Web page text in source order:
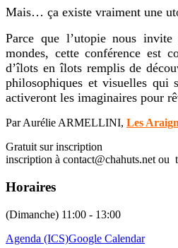
Mais… ça existe vraiment une
Parce que l’utopie nous invite
mondes, cette conférence est
d’îlots en îlots remplis de
philosophiques et visuelles qui
activeront les imaginaires pour
Par Aurélie ARMELLINI, Les
Gratuit sur inscription
inscription à contact@chahuts.net ou
Horaires
(Dimanche) 11:00 - 13:00
Agenda (ICS)Google Calendar